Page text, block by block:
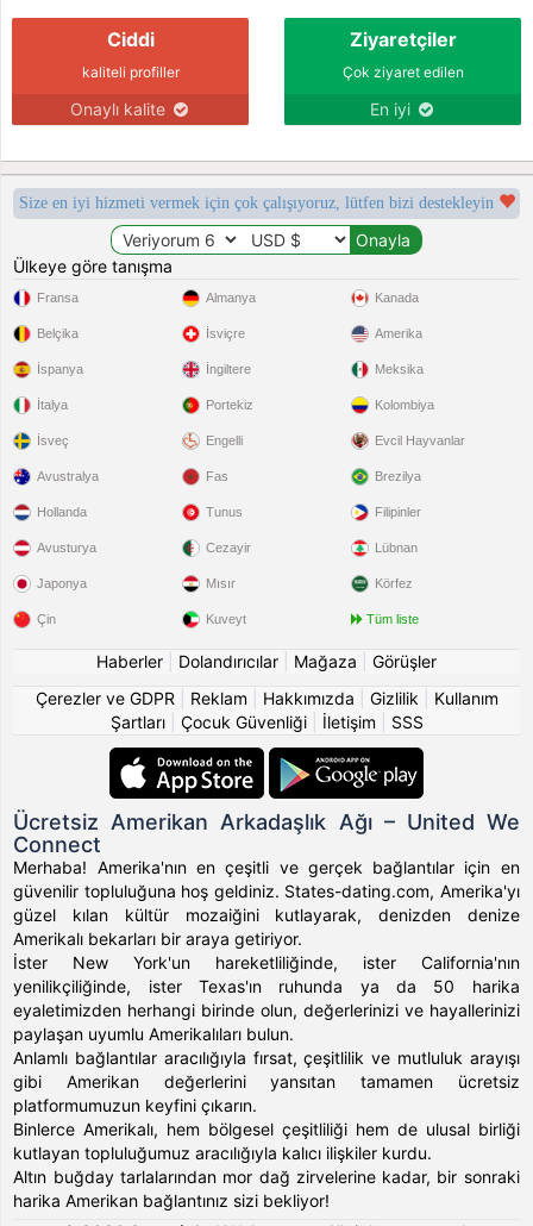
Ciddi
kaliteli profiller
Onaylı kalite
Ziyaretçiler
Çok ziyaret edilen
En iyi
Size en iyi hizmeti vermek için çok çalışıyoruz, lütfen bizi destekleyin
Ülkeye göre tanışma
Fransa
Belçika
İspanya
İtalya
İsveç
Almanya
İsviçre
İngiltere
Portekiz
Engelli
Kanada
Amerika
Meksika
Kolombiya
Evcil Hayvanlar
Avustralya
Hollanda
Avusturya
Japonya
Çin
Fas
Tunus
Cezayir
Mısır
Kuveyt
Brezilya
Filipinler
Lübnan
Körfez
Tüm liste
Haberler Dolandırıcılar Mağaza
Görüşler
Çerezler ve GDPR
Reklam Hakkımızda Gizlilik
Kullanım
Şartları| Çocuk Güvenliği| İletişim SSS
Ücretsiz Amerikan Arkadaşlık Ağı – United We
Connect
Merhaba! Amerika'nın en çeşitli ve gerçek bağlantılar için en
güvenilir topluluğuna hoş geldiniz. States-dating.com, Amerika'yı
güzel kılan kültür mozaiğini kutlayarak, denizden denize
Amerikalı bekarları bir araya getiriyor.
İster New York'un hareketliliğinde, ister California'nın
yenilikçiliğinde, ister Texas'ın ruhunda ya da 50 harika
eyaletimizden herhangi birinde olun, değerlerinizi ve hayallerinizi
paylaşan uyumlu Amerikalıları bulun.
Anlamlı bağlantılar aracılığıyla fırsat, çeşitlilik ve mutluluk arayışı
gibi Amerikan değerlerini yansıtan tamamen ücretsiz
platformumuzun keyfini çıkarın.
Binlerce Amerikalı, hem bölgesel çeşitliliği hem de ulusal birliği
kutlayan topluluğumuz aracılığıyla kalıcı ilişkiler kurdu.
Altın buğday tarlalarından mor dağ zirvelerine kadar, bir sonraki
harika Amerikan bağlantınız sizi bekliyor!